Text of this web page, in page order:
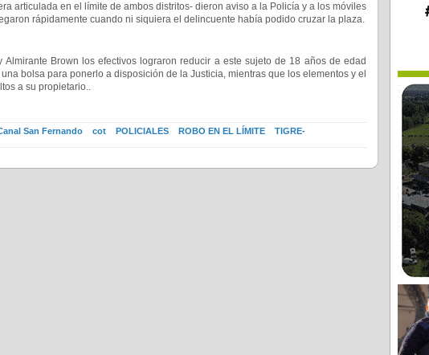
articulada en el límite de ambos distritos- dieron aviso a la Policía y a los móviles
rápidamente cuando ni siquiera el delincuente había podido cruzar la plaza.
Almirante Brown los efectivos lograron reducir a este sujeto de 18 años de edad
bolsa para ponerlo a disposición de la Justicia, mientras que los elementos y el
a su propietario..
San Fernando cot POLICIALES ROBO EN EL LÍMITE
TIGRE-